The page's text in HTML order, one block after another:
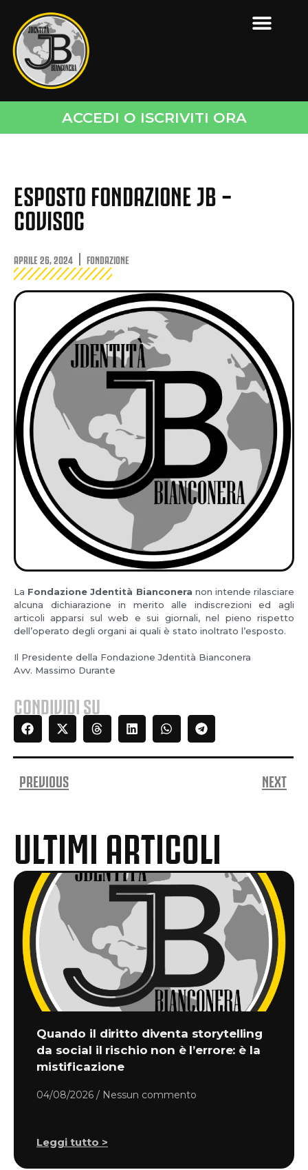
ACCEDI O ISCRIVITI ORA
ESPOSTO FONDAZIONE JB –
COVISOC
APRILE 26, 2024 FONDAZIONE
La Fondazione Jdentità Bianconera non intende rilasciare
alcuna dichiarazione in merito alle indiscrezioni ed agli
articoli apparsi sul web e sui giornali, nel pieno rispetto
dell’operato degli organi ai quali è stato inoltrato l’esposto.
Il Presidente della Fondazione Jdentità Bianconera
Avv. Massimo Durante
CONDIVIDI SU
PREVIOUS NEXT
ULTIMI ARTICOLI
Quando il diritto diventa storytelling
da social il rischio non è l’errore: è la
mistificazione
04/08/2026 Nessun commento
Leggi tutto >